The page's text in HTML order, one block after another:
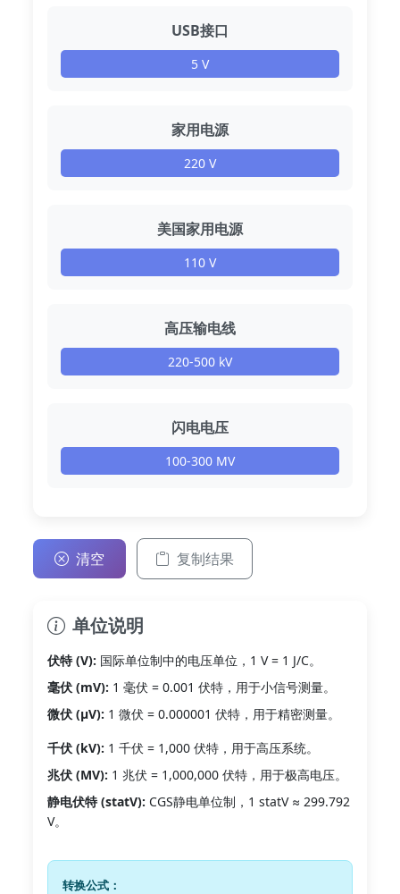
USB接口
5 V
家用电源
220 V
美国家用电源
110 V
高压输电线
220-500 kV
闪电电压
100-300 MV
清空 复制结果
单位说明
伏特 (V): 国际单位制中的电压单位，1 V = 1 J/C。
毫伏 (mV): 1 毫伏 = 0.001 伏特，用于小信号测量。
微伏 (μV): 1 微伏 = 0.000001 伏特，用于精密测量。
千伏 (kV): 1 千伏 = 1,000 伏特，用于高压系统。
兆伏 (MV): 1 兆伏 = 1,000,000 伏特，用于极高电压。
静电伏特 (statV): CGS静电单位制，1 statV ≈ 299.792
V。
转换公式：